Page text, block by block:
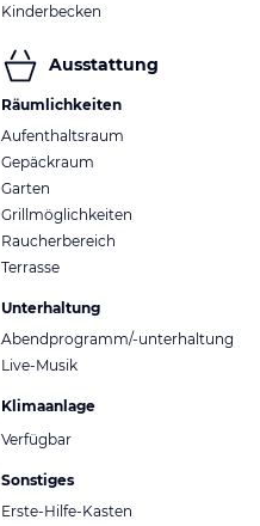
Kinderbecken
Ausstattung
Räumlichkeiten
Aufenthaltsraum
Gepäckraum
Garten
Grillmöglichkeiten
Raucherbereich
Terrasse
Unterhaltung
Abendprogramm/-unterhaltung
Live-Musik
Klimaanlage
Verfügbar
Sonstiges
Erste-Hilfe-Kasten